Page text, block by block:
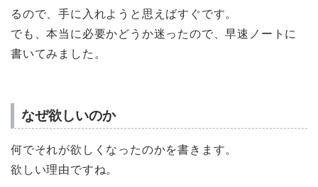
るので、手に入れようと思えばすぐです。
でも、本当に必要かどうか迷ったので、早速ノートに
書いてみました。
なぜ欲しいのか
何でそれが欲しくなったのかを書きます。
欲しい理由ですね。